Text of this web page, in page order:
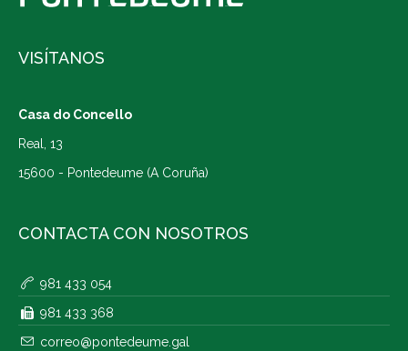
VISÍTANOS
Casa do Concello
Real, 13
15600 - Pontedeume (A Coruña)
CONTACTA CON NOSOTROS
981 433 054
981 433 368
correo@pontedeume.gal